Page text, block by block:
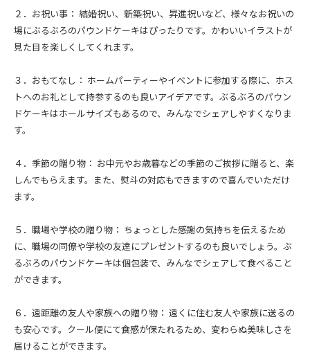
２．お祝い事： 結婚祝い、新築祝い、昇進祝いなど、様々なお祝いの
場にぶるぶろのパウンドケーキはぴったりです。かわいいイラストが
見た目を楽しくしてくれます。
３．おもてなし： ホームパーティーやイベントに参加する際に、ホス
トへのお礼として持参するのも良いアイデアです。ぶるぶろのパウン
ドケーキはホールサイズもあるので、みんなでシェアしやすくなりま
す。
４．季節の贈り物： お中元やお歳暮などの季節のご挨拶に贈ると、楽
しんでもらえます。また、熨斗の対応もできますので喜んでいただけ
ます。
５．職場や学校の贈り物： ちょっとした感謝の気持ちを伝えるため
に、職場の同僚や学校の友達にプレゼントするのも良いでしょう。ぶ
るぶろのパウンドケーキは個包装で、みんなでシェアして食べること
ができます。
６．遠距離の友人や家族への贈り物： 遠くに住む友人や家族に送るの
も安心です。クール便にて食感が保たれるため、変わらぬ美味しさを
届けることができます。